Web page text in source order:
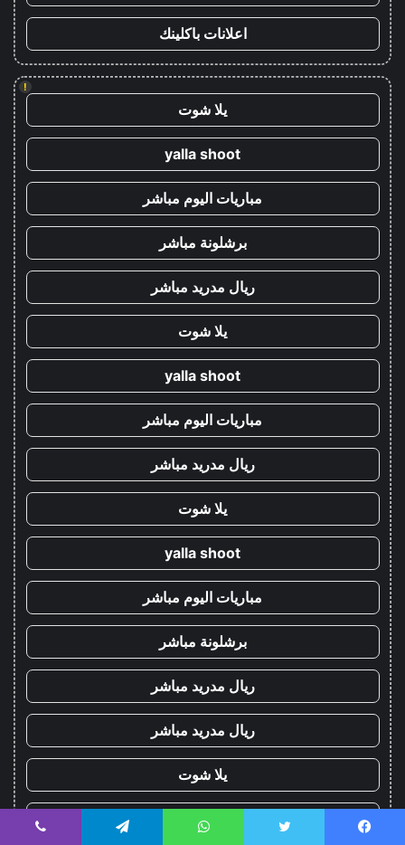
اعلانات باكلينك
!
يلا شوت
yalla shoot
مباريات اليوم مباشر
برشلونة مباشر
ريال مدريد مباشر
يلا شوت
yalla shoot
مباريات اليوم مباشر
ريال مدريد مباشر
يلا شوت
yalla shoot
مباريات اليوم مباشر
برشلونة مباشر
ريال مدريد مباشر
ريال مدريد مباشر
يلا شوت
yalla shoot